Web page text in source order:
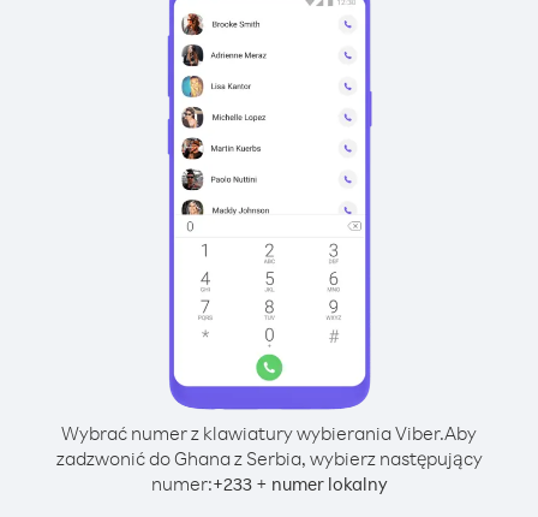
Wybrać numer z klawiatury wybierania Viber.Aby
zadzwonić do Ghana z Serbia, wybierz następujący
numer:+233+ numer lokalny